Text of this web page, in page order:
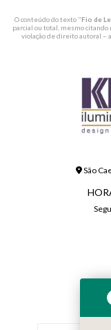
O conteúdo do texto "Fio de
parcial ou total, mesmo citando
violação de direito autoral –
São